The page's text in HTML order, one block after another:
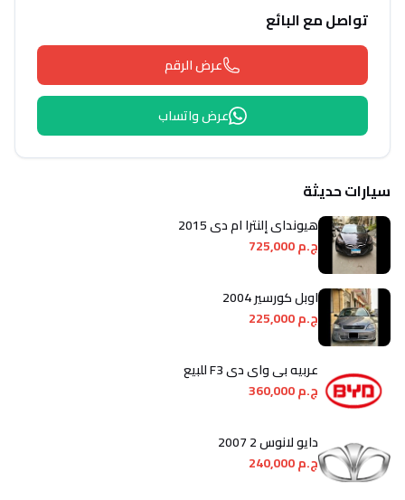
تواصل مع البائع
عرض الرقم
عرض واتساب
سيارات حديثة
هيونداي إلنترا ام دى 2015
ج.م 725,000
اوبل كورسير 2004
ج.م 225,000
عربيه بى واى دى F3 للبيع
ج.م 360,000
دايو لانوس 2 2007
ج.م 240,000